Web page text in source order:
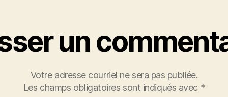
un
Votre adresse courriel ne sera pas publiée.
Les champs obligatoires sont indiqués avec *